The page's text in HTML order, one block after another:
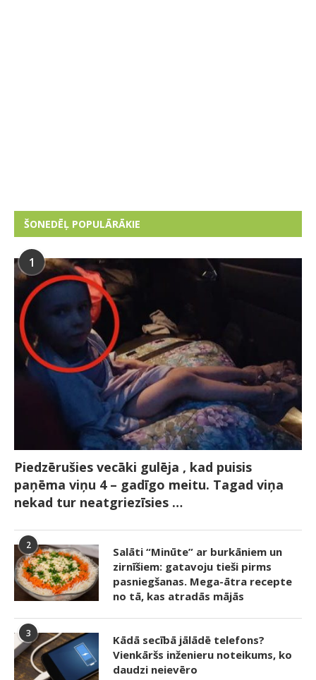
ŠONEDĒĻ POPULĀRĀKIE
1
Piedzērušies vecāki gulēja , kad puisis
paņēma viņu 4 – gadīgo meitu. Tagad viņa
nekad tur neatgriezīsies …
2
Salāti “Minūte” ar burkāniem un
zirnīšiem: gatavoju tieši pirms
pasniegšanas. Mega-ātra recepte
no tā, kas atradās mājās
3
Kādā secībā jālādē telefons?
Vienkāršs inženieru noteikums, ko
daudzi neievēro